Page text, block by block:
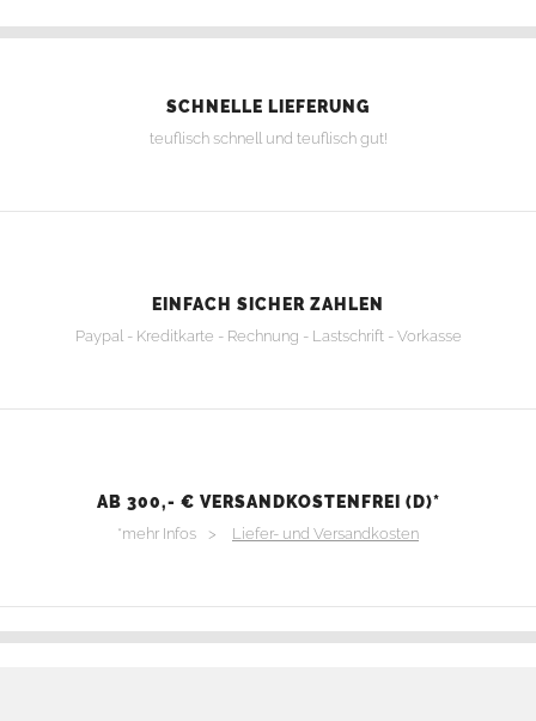
SCHNELLE LIEFERUNG
teuflisch schnell und teuflisch gut!
EINFACH SICHER ZAHLEN
Paypal - Kreditkarte - Rechnung - Lastschrift - Vorkasse
AB 300,- € VERSANDKOSTENFREI (D)*
*mehr Infos > Liefer- und Versandkosten